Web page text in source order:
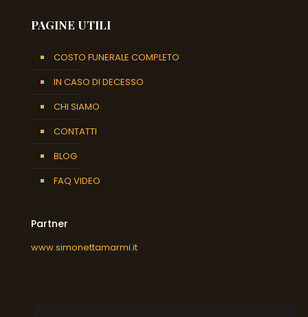
PAGINE UTILI
COSTO FUNERALE COMPLETO
IN CASO DI DECESSO
CHI SIAMO
CONTATTI
BLOG
FAQ VIDEO
Partner
www.simonettamarmi.it